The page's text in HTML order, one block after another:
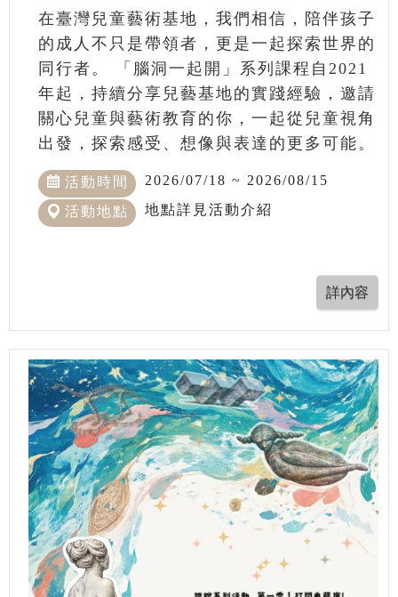
在臺灣兒童藝術基地，我們相信，陪伴孩子
的成人不只是帶領者，更是一起探索世界的
同行者。 「腦洞一起開」系列課程自2021
年起，持續分享兒藝基地的實踐經驗，邀請
關心兒童與藝術教育的你，一起從兒童視角
出發，探索感受、想像與表達的更多可能。
活動時間 2026/07/18 ~ 2026/08/15
活動地點 地點詳見活動介紹